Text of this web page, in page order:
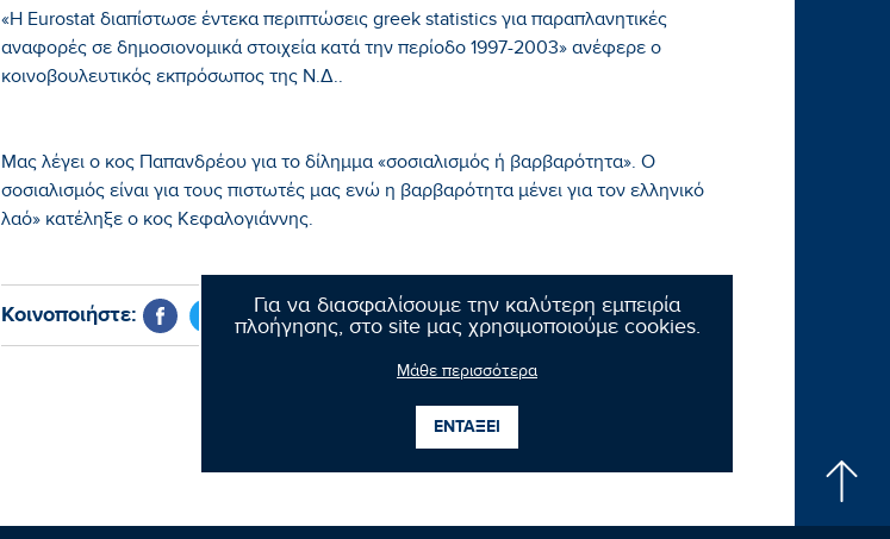
Για να διασφαλίσουμε την καλύτερη εμπειρία
πλοήγησης, στο site μας χρησιμοποιούμε cookies.
Μάθε περισσότερα
ΕΝΤΑΞΕΙ
«Η Eurostat διαπίστωσε έντεκα περιπτώσεις greek statistics για παραπλανητικές
αναφορές σε δημοσιονομικά στοιχεία κατά την περίοδο 1997-2003» ανέφερε ο
κοινοβουλευτικός εκπρόσωπος της Ν.Δ..
Μας λέγει ο κος Παπανδρέου για το δίλημμα «σοσιαλισμός ή βαρβαρότητα». Ο
σοσιαλισμός είναι για τους πιστωτές μας ενώ η βαρβαρότητα μένει για τον ελληνικό
λαό» κατέληξε ο κος Κεφαλογιάννης.
Κοινοποιήστε: